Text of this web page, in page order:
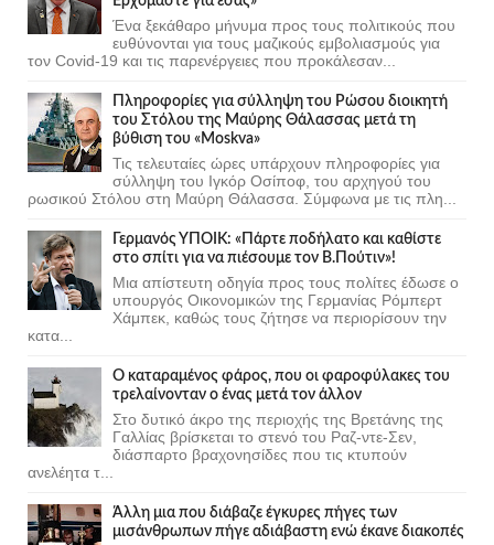
Ένα ξεκάθαρο μήνυμα προς τους πολιτικούς που
ευθύνονται για τους μαζικούς εμβολιασμούς για
τον Covid-19 και τις παρενέργειες που προκάλεσαν...
Πληροφορίες για σύλληψη του Ρώσου διοικητή
του Στόλου της Mαύρης Θάλασσας μετά τη
βύθιση του «Moskva»
Τις τελευταίες ώρες υπάρχουν πληροφορίες για
σύλληψη του Ιγκόρ Οσίποφ, του αρχηγού του
ρωσικού Στόλου στη Μαύρη Θάλασσα. Σύμφωνα με τις πλη...
Γερμανός ΥΠΟΙΚ: «Πάρτε ποδήλατο και καθίστε
στο σπίτι για να πιέσουμε τον Β.Πούτιν»!
Μια απίστευτη οδηγία προς τους πολίτες έδωσε ο
υπουργός Οικονομικών της Γερμανίας Ρόμπερτ
Χάμπεκ, καθώς τους ζήτησε να περιορίσουν την
κατα...
Ο καταραμένος φάρος, που οι φαροφύλακες του
τρελαίνονταν ο ένας μετά τον άλλον
Στο δυτικό άκρο της περιοχής της Βρετάνης της
Γαλλίας βρίσκεται το στενό του Ραζ-ντε-Σεν,
διάσπαρτο βραχονησίδες που τις κτυπούν
ανελέητα τ...
Άλλη μια που διάβαζε έγκυρες πήγες των
μισάνθρωπων πήγε αδιάβαστη ενώ έκανε διακοπές